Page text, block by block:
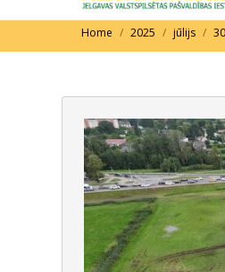
You are here:
Home 2025 jūlijs 30